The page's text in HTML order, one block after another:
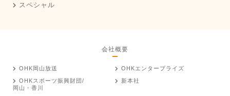
スペシャル
会社概要
OHK岡山放送
OHKエンタープライズ
OHKスポーツ振興財団/
岡山・香川
新本社